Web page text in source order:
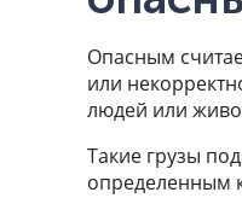
Опасным
или
людей или
Такие грузы
определенным